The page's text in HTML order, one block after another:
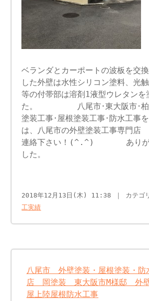
ベランダとカーポートの波板を交
した外壁は水性シリコン塗料、光
等の付帯部は溶剤1液型ウレタンを
た。 八尾市･東大阪市･柏
塗装工事･屋根塗装工事･防水工事
は、八尾市の外壁塗装工事専門店
連絡下さい！(^.^) ありがと
した。
2018年12月13日(木) 11:38 ｜ カテゴリ
工実績
八尾市 外壁塗装・屋根塗装・防
店 岡塗装 東大阪市M様邸 外壁
屋上陸屋根防水工事